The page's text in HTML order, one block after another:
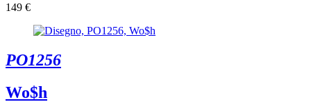
149 €
PO1256
Wo$h